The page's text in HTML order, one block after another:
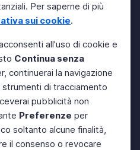
Per saperne di più
sui cookie.
all'uso di cookie e
Continua senza
continuerai la navigazione
di tracciamento
pubblicità non
Preferenze per
soltanto alcune finalità,
il consenso o revocare